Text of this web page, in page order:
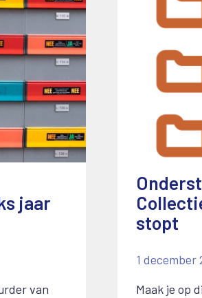
jaar
van
stopt
1 december
Maak je op